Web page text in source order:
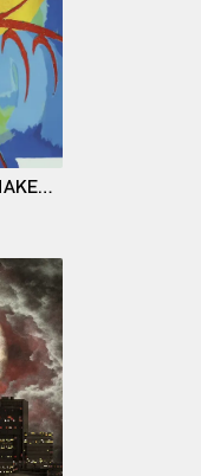
ROBERT PLANT - SHAKEN 'N' STIRRED